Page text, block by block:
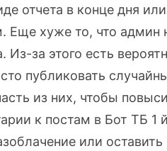
отчета в конце дня
Еще хуже то, что админ
за этого есть
публиковать
из них, чтобы
к постам в Бот ТБ
или